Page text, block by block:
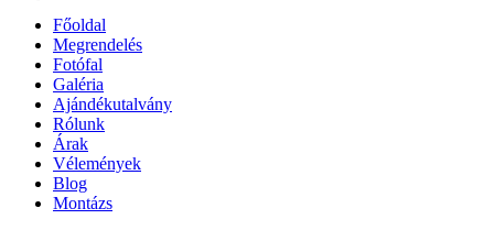
Főoldal
Megrendelés
Fotófal
Galéria
Ajándékutalvány
Rólunk
Árak
Vélemények
Blog
Montázs